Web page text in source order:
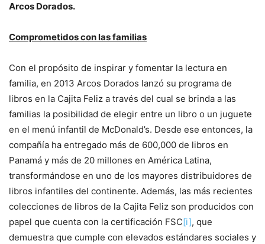
Arcos Dorados.
Comprometidos con las familias
Con el propósito de inspirar y fomentar la lectura en
familia, en 2013 Arcos Dorados lanzó su programa de
libros en la Cajita Feliz a través del cual se brinda a las
familias la posibilidad de elegir entre un libro o un juguete
en el menú infantil de McDonald’s. Desde ese entonces, la
compañía ha entregado más de 600,000 de libros en
Panamá y más de 20 millones en América Latina,
transformándose en uno de los mayores distribuidores de
libros infantiles del continente. Además, las más recientes
colecciones de libros de la Cajita Feliz son producidos con
papel que cuenta con la certificación FSC[i], que
demuestra que cumple con elevados estándares sociales y